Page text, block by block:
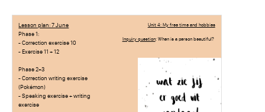
Lesson plan: 7 June
Phase 1:
- Correction exercise 10
- Exercise 11 + 12
Phase 2+3
- Correction writing exercise
(Pokémon)
- Speaking exercise + writing
exercise
Unit 4: My free time and hobbies
Inquiry question: When is a person beautiful?